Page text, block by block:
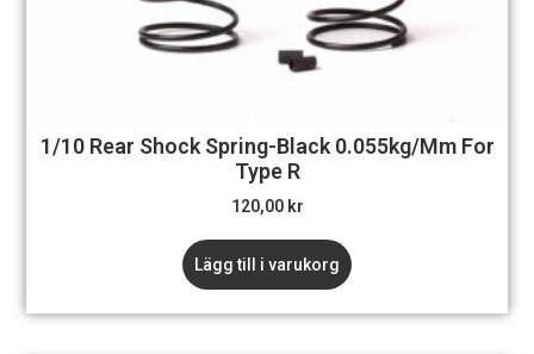
1/10 Rear Shock Spring-Black 0.055kg/mm For
Type R
120,00 kr
Lägg till i varukorg